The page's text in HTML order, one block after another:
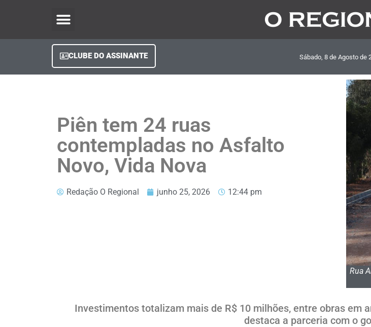
CLUBE DO ASSINANTE Sábado, 8 de Agosto de
Piên tem 24 ruas
contempladas no Asfalto
Novo, Vida Nova
Redação O Regional junho 25, 2026 12:44 pm
Rua
Investimentos totalizam mais de R$ 10 milhões, entre obras em
destaca a parceria com o